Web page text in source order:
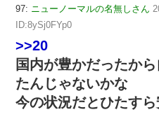
97: ニューノーマルの名無しさん
ID:8ySj0FYp0
>>20
国内が豊かだったか
たんじゃないかな
今の状況だとひたす